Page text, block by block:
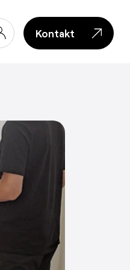
Kontakt
Kontakt